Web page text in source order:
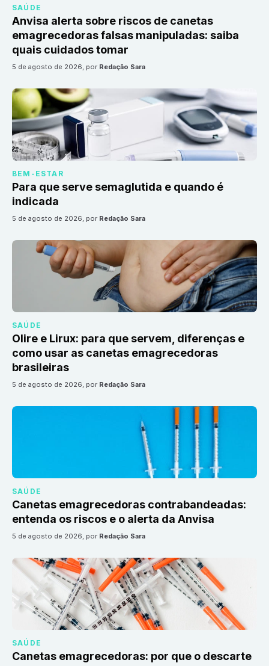
SAÚDE
Anvisa alerta sobre riscos de canetas
emagrecedoras falsas manipuladas: saiba
quais cuidados tomar
5 de agosto de 2026, por Redação Sara
BEM-ESTAR
Para que serve semaglutida e quando é
indicada
5 de agosto de 2026, por Redação Sara
SAÚDE
Olire e Lirux: para que servem, diferenças e
como usar as canetas emagrecedoras
brasileiras
5 de agosto de 2026, por Redação Sara
SAÚDE
Canetas emagrecedoras contrabandeadas:
entenda os riscos e o alerta da Anvisa
5 de agosto de 2026, por Redação Sara
SAÚDE
Canetas emagrecedoras: por que o descarte